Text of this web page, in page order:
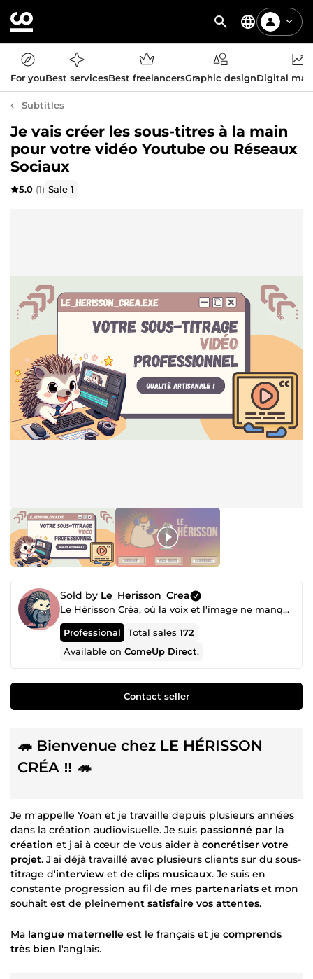
For youBest servicesBest freelancersGraphic designDigital
Subtitles
Je vais créer les sous-titres à la main
pour votre vidéo Youtube ou Réseaux
Sociaux
5.0 (1) Sale1
Sold by Le_Herisson_Crea
Le Hérisson Créa, où la voix et l'image ne manquent pas de piquant !
Professional Total sales172
Available onComeUp Direct.
Contact seller
🦔 Bienvenue chez LE HÉRISSON
CRÉA ‼️ 🦔
Je m'appelle Yoan et je travaille depuis plusieurs années
dans la création audiovisuelle. Je suis passionné par la
création et j'ai à cœur de vous aider à concrétiser votre
projet. J'ai déjà travaillé avec plusieurs clients sur du sous-
titrage d'interview et de clips musicaux. Je suis en
constante progression au fil de mes partenariats et mon
souhait est de pleinement satisfaire vos attentes.
Ma langue maternelle est le français et je comprends
très bien l'anglais.